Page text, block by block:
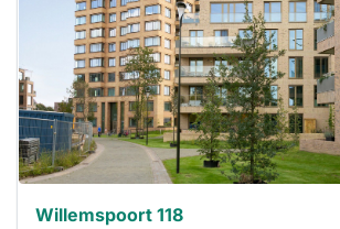
binnen 15
minuten
reageren.
Stekkies helpt
je hierbij!
Willemspoort 118